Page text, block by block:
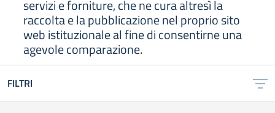
servizi e forniture, che ne cura altresì la
raccolta e la pubblicazione nel proprio sito
web istituzionale al fine di consentirne una
agevole comparazione.
FILTRI